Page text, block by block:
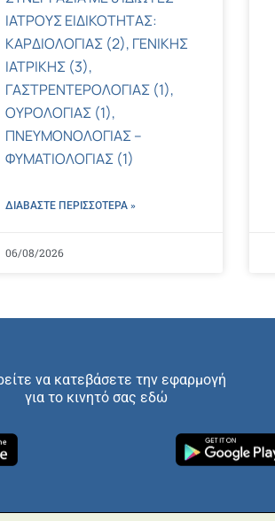
ΙΑΤΡΟΥΣ ΕΙΔΙΚΟΤΗΤΑΣ:
ΚΑΡΔΙΟΛΟΓΙΑΣ (2), ΓΕΝΙΚΗΣ
ΙΑΤΡΙΚΗΣ (3),
ΓΑΣΤΡΕΝΤΕΡΟΛΟΓΙΑΣ (1),
ΟΥΡΟΛΟΓΙΑΣ (1),
ΠΝΕΥΜΟΝΟΛΟΓΙΑΣ –
ΦΥΜΑΤΙΟΛΟΓΙΑΣ (1)
ΔΙΑΒΑΣΤΕ ΠΕΡΙΣΣΌΤΕΡΑ »
06/08/2026
να κατεβάσετε την εφαρμογή
για το κινητό σας εδώ